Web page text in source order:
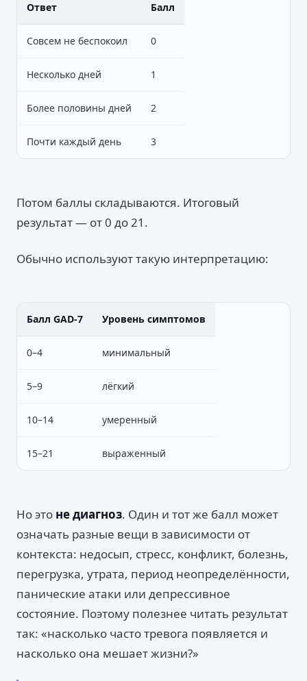
Ответ Балл
Совсем не беспокоил 0
Несколько дней 1
Более половины дней 2
Почти каждый день 3
Потом баллы складываются. Итоговый
результат — от 0 до 21.
Обычно используют такую интерпретацию:
Балл GAD-7 Уровень симптомов
0–4 минимальный
5–9 лёгкий
10–14 умеренный
15–21 выраженный
Но это не диагноз. Один и тот же балл может
означать разные вещи в зависимости от
контекста: недосып, стресс, конфликт, болезнь,
перегрузка, утрата, период неопределённости,
панические атаки или депрессивное
состояние. Поэтому полезнее читать результат
так: «насколько часто тревога появляется и
насколько она мешает жизни?»